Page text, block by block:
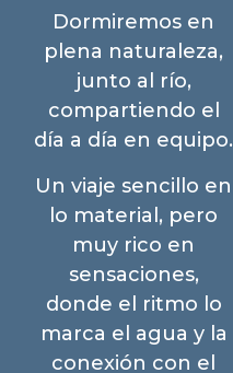
Dormiremos en
plena naturaleza,
junto al río,
compartiendo el
día a día en equipo.
Un viaje sencillo en
lo material, pero
muy rico en
sensaciones,
donde el ritmo lo
marca el agua y la
conexión con el